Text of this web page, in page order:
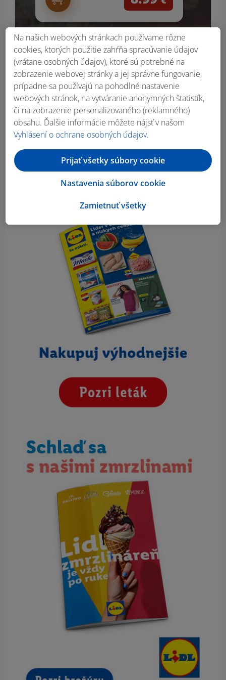
Obsah bočného panela
Na našich webových stránkach používame rôzne
cookies, ktorých použitie zahŕňa spracúvanie údajov
(vrátane osobných údajov), ktoré sú potrebné na
zobrazenie webovej stránky a jej správne fungovanie,
prípadne sa používajú na pohodlné nastavenie
webových stránok, na vytváranie anonymných štatistík,
či na zobrazenie personalizovaného (reklamného)
obsahu. Ďalšie informácie môžete nájsť v našom
Vyhlásení o ochrane osobných údajov.
Zamietnuť všetky
Nastavenia súborov cookie
Prijať všetky súbory cookie